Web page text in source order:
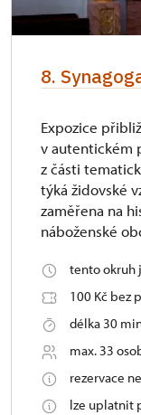
8.
Expozice
v autentickém
z části
týká židovské
zaměřena na
náboženské
tento okruh
100 Kč bez
délka 30
max. 33
rezervace
lze uplatnit